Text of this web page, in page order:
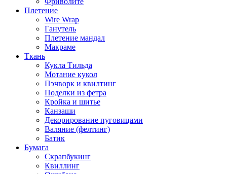
Плетение
Wire Wrap
Ганутель
Плетение мандал
Макраме
Ткань
Кукла Тильда
Мотание кукол
Пэчворк и квилтинг
Поделки из фетра
Кройка и шитье
Канзаши
Декорирование пуговицами
Валяние (фелтинг)
Батик
Бумага
Скрапбукинг
Квиллинг